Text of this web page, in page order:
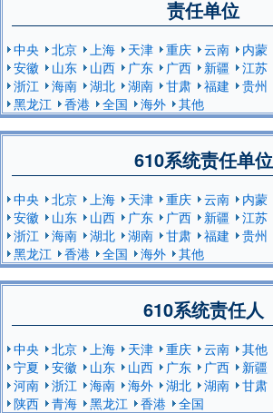
责任单位
中央 北京 上海 天津 重庆 云南 内蒙
安徽
山东 山西 广东 广西 新疆 江苏
浙江
海南 湖北 湖南 甘肃 福建 贵州
黑龙江
香港 全国 海外 其他
610系统责任单位
中央 北京 上海 天津 重庆 云南 内蒙
安徽
山东 山西 广东 广西 新疆 江苏
浙江
海南 湖北 湖南 甘肃 福建 贵州
黑龙江
香港 全国 海外 其他
610系统责任人
中央 北京 上海 天津 重庆 云南 其他
宁夏
安徽 山东 山西 广东 广西 新疆
河南
浙江 海南 海外 湖北 湖南 甘肃
陕西
青海 黑龙江 香港 全国